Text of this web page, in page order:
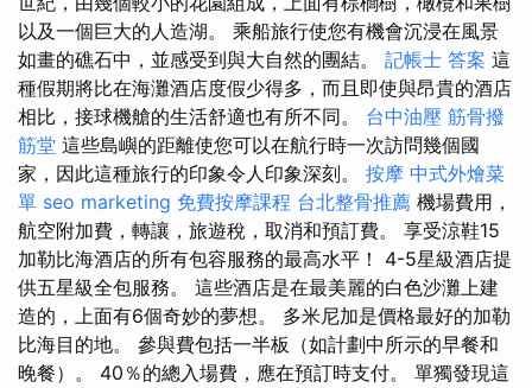
以及一個巨大的人造湖。 乘船旅行使您有機會沉浸在風景
如畫的礁石中，並感受到與大自然的團結。 記帳士 答案 這
種假期將比在海灘酒店度假少得多，而且即使與昂貴的酒店
相比，接球機艙的生活舒適也有所不同。 台中油壓 筋骨撥
筋堂 這些島嶼的距離使您可以在航行時一次訪問幾個國
家，因此這種旅行的印象令人印象深刻。 按摩 中式外燴菜
單 seo marketing 免費按摩課程 台北整骨推薦 機場費用，
航空附加費，轉讓，旅遊稅，取消和預訂費。 享受涼鞋15
加勒比海酒店的所有包容服務的最高水平！ 4-5星級酒店提
供五星級全包服務。 這些酒店是在最美麗的白色沙灘上建
造的，上面有6個奇妙的夢想。 多米尼加是價格最好的加勒
比海目的地。 參與費包括一半板（如計劃中所示的早餐和
晚餐）。 40％的總入場費，應在預訂時支付。 單獨發現這